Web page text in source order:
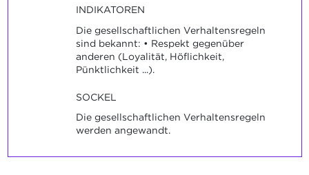
INDIKATOREN
Die gesellschaftlichen Verhaltensregeln
sind bekannt: • Respekt gegenüber
anderen (Loyalität, Höflichkeit,
Pünktlichkeit ...).
SOCKEL
Die gesellschaftlichen Verhaltensregeln
werden angewandt.